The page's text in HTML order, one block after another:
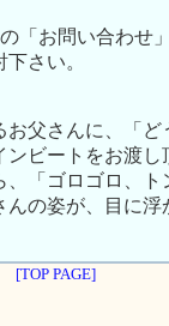
の「お問い合わ
さい。
お父さんに、「
ンビートをお渡
、「ゴロゴロ、
んの姿が、目に
[TOP PAGE]